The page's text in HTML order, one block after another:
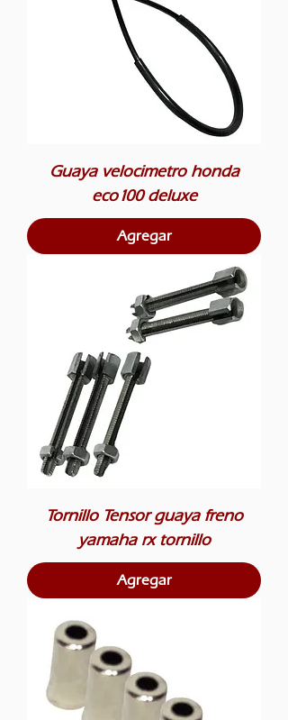
Guaya velocimetro honda
eco100 deluxe
Agregar
Tornillo Tensor guaya freno
yamaha rx tornillo
Agregar